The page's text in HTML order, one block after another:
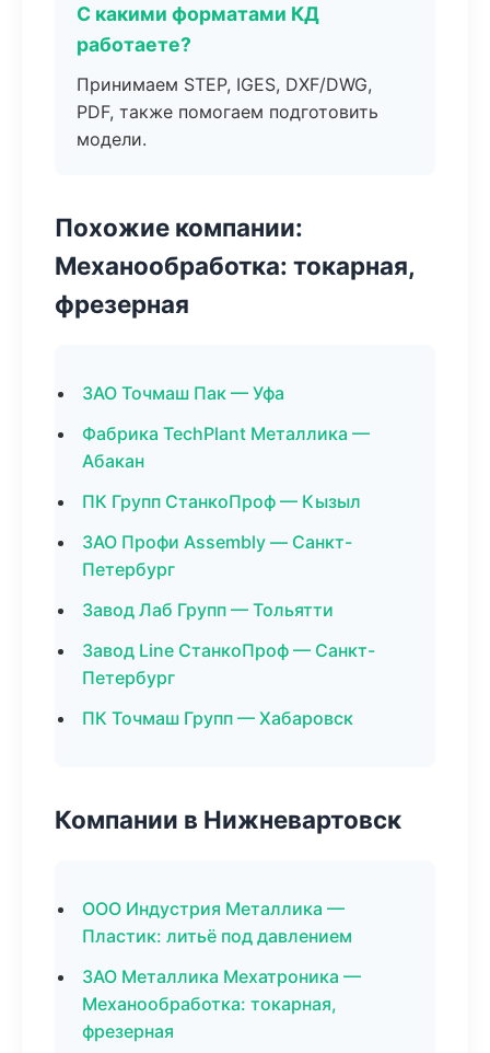
С какими форматами КД
работаете?
Принимаем STEP, IGES, DXF/DWG,
PDF, также помогаем подготовить
модели.
Похожие компании:
Механообработка: токарная,
фрезерная
ЗАО Точмаш Пак — Уфа
Фабрика TechPlant Металлика —
Абакан
ПК Групп СтанкоПроф — Кызыл
ЗАО Профи Assembly — Санкт-
Петербург
Завод Лаб Групп — Тольятти
Завод Line СтанкоПроф — Санкт-
Петербург
ПК Точмаш Групп — Хабаровск
Компании в Нижневартовск
ООО Индустрия Металлика —
Пластик: литьё под давлением
ЗАО Металлика Мехатроника —
Механообработка: токарная,
фрезерная